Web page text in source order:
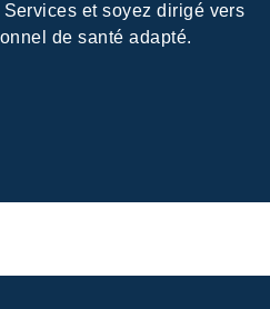
et soyez dirigé vers
de santé adapté.